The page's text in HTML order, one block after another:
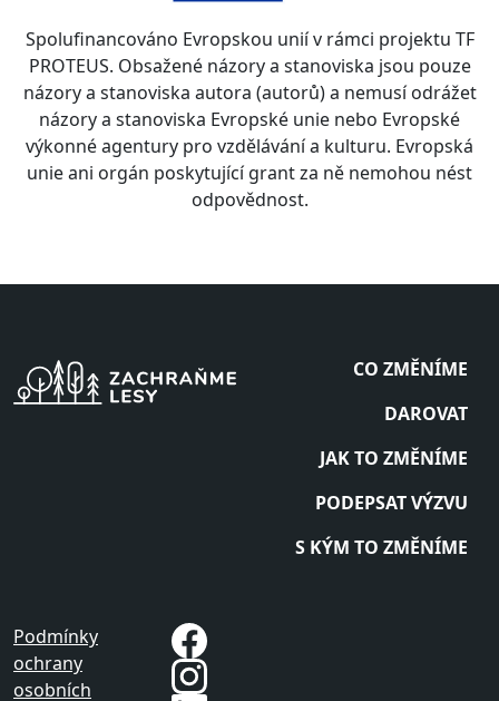
Spolufinancováno Evropskou unií v rámci projektu TF
PROTEUS. Obsažené názory a stanoviska jsou pouze
názory a stanoviska autora (autorů) a nemusí odrážet
názory a stanoviska Evropské unie nebo Evropské
výkonné agentury pro vzdělávání a kulturu. Evropská
unie ani orgán poskytující grant za ně nemohou nést
odpovědnost.
CO ZMĚNÍME
DAROVAT
JAK TO ZMĚNÍME
PODEPSAT VÝZVU
S KÝM TO ZMĚNÍME
Podmínky
ochrany
osobních